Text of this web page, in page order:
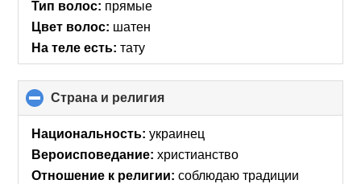
Тип волос: прямые
Цвет волос: шатен
На теле есть: тату
Страна и религия
to
collapse
Национальность: украинец
Вероисповедание: христианство
Отношение к религии: соблюдаю традиции